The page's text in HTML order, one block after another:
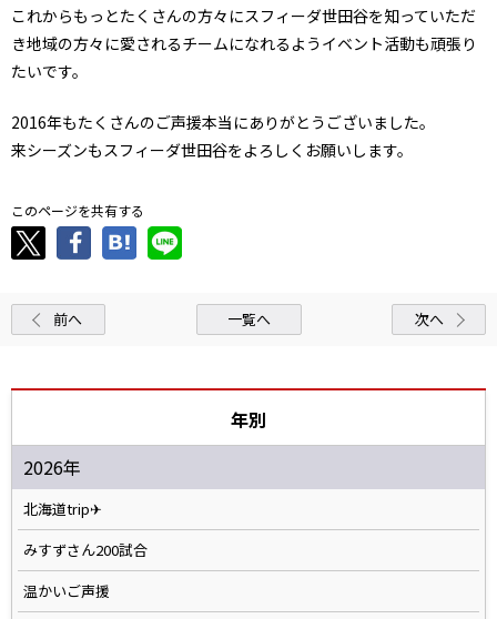
これからもっとたくさんの方々にスフィーダ世田谷を知っていただ
き地域の方々に愛されるチームになれるようイベント活動も頑張り
たいです。
2016年もたくさんのご声援本当にありがとうございました。
来シーズンもスフィーダ世田谷をよろしくお願いします。
このページを共有する
前へ 一覧へ 次へ
年別
2026年
北海道trip✈
みすずさん200試合
温かいご声援